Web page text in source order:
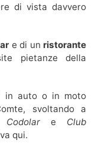
di vista davvero
e di un ristorante
pietanze della
in auto o in moto
svoltando a
e Club
qui.